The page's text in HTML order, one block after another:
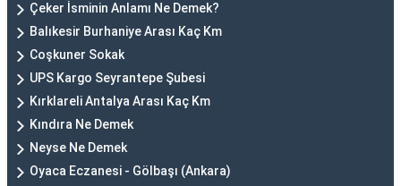
Çeker İsminin Anlamı Ne Demek?
Balıkesir Burhaniye Arası Kaç Km
Coşkuner Sokak
UPS Kargo Seyrantepe Şubesi
Kırklareli Antalya Arası Kaç Km
Kındıra Ne Demek
Neyse Ne Demek
Oyaca Eczanesi - Gölbaşı (Ankara)